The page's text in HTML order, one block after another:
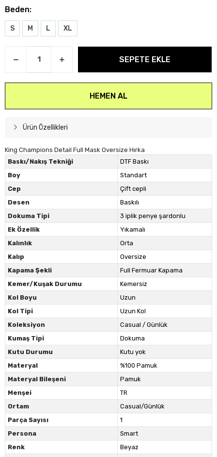
Beden:
S M L XL
SEPETE EKLE
HEMEN AL
Ürün Özellikleri
King Champions Detail Full Mask Oversize Hırka
Baskı/Nakış Tekniği
DTF Baskı
Boy
Standart
Cep
Çift cepli
Desen
Baskılı
Dokuma Tipi
3 iplik penye şardonlu
Ek Özellik
Yıkamalı
Kalınlık
Orta
Kalıp
Oversize
Kapama Şekli
Full Fermuar Kapama
Kemer/Kuşak Durumu
Kemersiz
Kol Boyu
Uzun
Kol Tipi
Uzun Kol
Koleksiyon
Casual / Günlük
Kumaş Tipi
Dokuma
Kutu Durumu
Kutu yok
Materyal
%100 Pamuk
Materyal Bileşeni
Pamuk
Menşei
TR
Ortam
Casual/Günlük
Parça Sayısı
1
Persona
Smart
Renk
Beyaz